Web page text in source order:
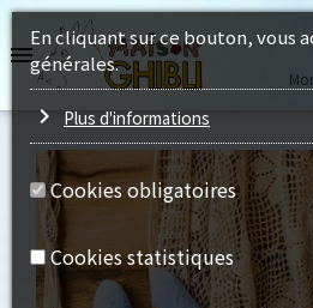

En cliquant sur ce bouton, vous
générales.
chevron_right Plus d'informations
Cookies obligatoires
Cookies statistiques